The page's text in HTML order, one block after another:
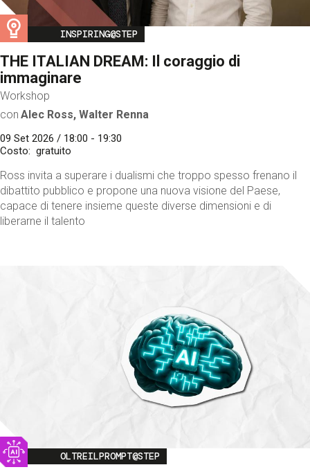
Image
INSPIRING@STEP
THE ITALIAN DREAM: Il coraggio di
immaginare
Workshop
con Alec Ross, Walter Renna
09 Set 2026 / 18:00 - 19:30
Costo
gratuito
Ross invita a superare i dualismi che troppo spesso frenano il
dibattito pubblico e propone una nuova visione del Paese,
capace di tenere insieme queste diverse dimensioni e di
liberarne il talento
Image
OLTREILPROMPT@STEP